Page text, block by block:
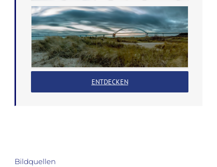
ENTDECKEN
Bildquellen